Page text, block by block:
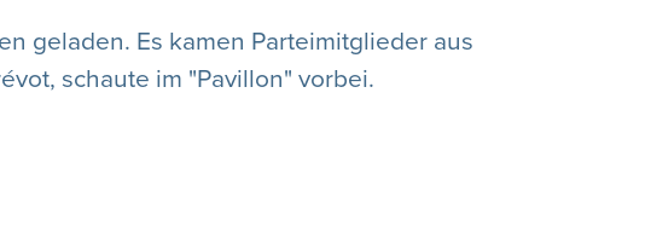
geladen. Es kamen Parteimitglieder aus
schaute im "Pavillon" vorbei.